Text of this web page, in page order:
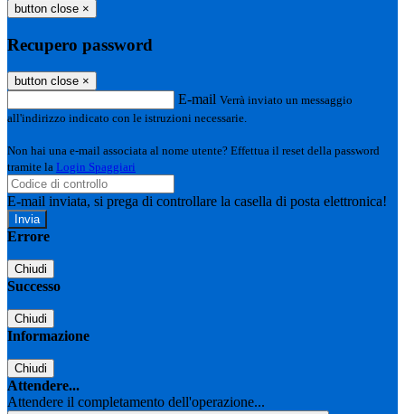
button close ×
Recupero password
button close ×
E-mail Verrà inviato un messaggio
all'indirizzo indicato con le istruzioni necessarie.
Non hai una e-mail associata al nome utente? Effettua il reset della password
tramite la Login Spaggiari
E-mail inviata, si prega di controllare la casella di posta elettronica!
Errore
Chiudi
Successo
Chiudi
Informazione
Chiudi
Attendere...
Attendere il completamento dell'operazione...